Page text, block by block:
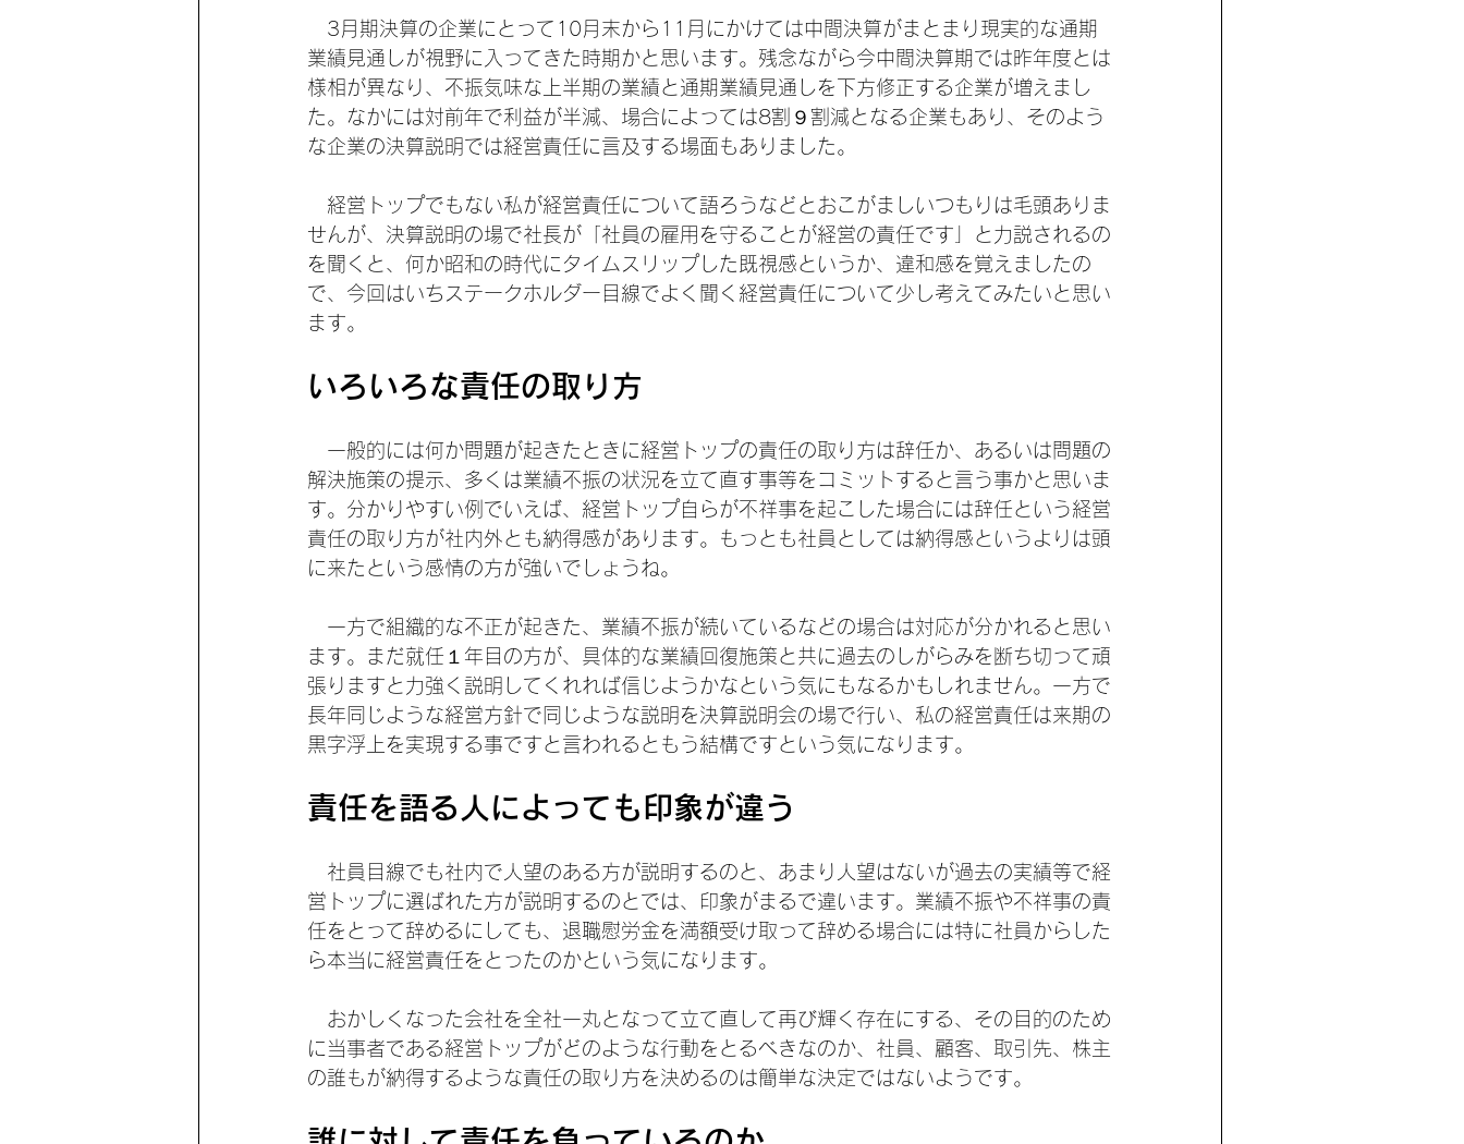
3月期決算の企業にとって10月末から11月にかけては中間決算がまとまり現実的な通期
業績見通しが視野に入ってきた時期かと思います。残念ながら今中間決算期では昨年度とは
様相が異なり、不振気味な上半期の業績と通期業績見通しを下方修正する企業が増えまし
た。なかには対前年で利益が半減、場合によっては8割９割減となる企業もあり、そのよう
な企業の決算説明では経営責任に言及する場面もありました。
経営トップでもない私が経営責任について語ろうなどとおこがましいつもりは毛頭ありま
せんが、決算説明の場で社長が「社員の雇用を守ることが経営の責任です」と力説されるの
を聞くと、何か昭和の時代にタイムスリップした既視感というか、違和感を覚えましたの
で、今回はいちステークホルダー目線でよく聞く経営責任について少し考えてみたいと思い
ます。
いろいろな責任の取り方
一般的には何か問題が起きたときに経営トップの責任の取り方は辞任か、あるいは問題の
解決施策の提示、多くは業績不振の状況を立て直す事等をコミットすると言う事かと思いま
す。分かりやすい例でいえば、経営トップ自らが不祥事を起こした場合には辞任という経営
責任の取り方が社内外とも納得感があります。もっとも社員としては納得感というよりは頭
に来たという感情の方が強いでしょうね。
一方で組織的な不正が起きた、業績不振が続いているなどの場合は対応が分かれると思い
ます。まだ就任１年目の方が、具体的な業績回復施策と共に過去のしがらみを断ち切って頑
張りますと力強く説明してくれれば信じようかなという気にもなるかもしれません。一方で
長年同じような経営方針で同じような説明を決算説明会の場で行い、私の経営責任は来期の
黒字浮上を実現する事ですと言われるともう結構ですという気になります。
責任を語る人によっても印象が違う
社員目線でも社内で人望のある方が説明するのと、あまり人望はないが過去の実績等で経
営トップに選ばれた方が説明するのとでは、印象がまるで違います。業績不振や不祥事の責
任をとって辞めるにしても、退職慰労金を満額受け取って辞める場合には特に社員からした
ら本当に経営責任をとったのかという気になります。
おかしくなった会社を全社一丸となって立て直して再び輝く存在にする、その目的のため
に当事者である経営トップがどのような行動をとるべきなのか、社員、顧客、取引先、株主
の誰もが納得するような責任の取り方を決めるのは簡単な決定ではないようです。